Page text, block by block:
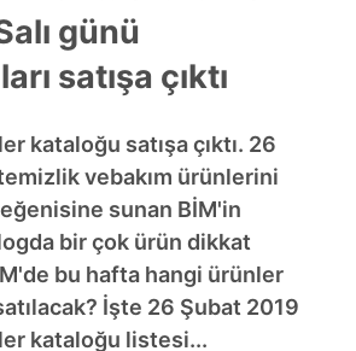
günü
satışa çıktı
kataloğu satışa çıktı. 26
vebakım ürünlerini
sunan BİM'in
bir çok ürün dikkat
bu hafta hangi ürünler
İşte 26 Şubat 2019
kataloğu listesi...